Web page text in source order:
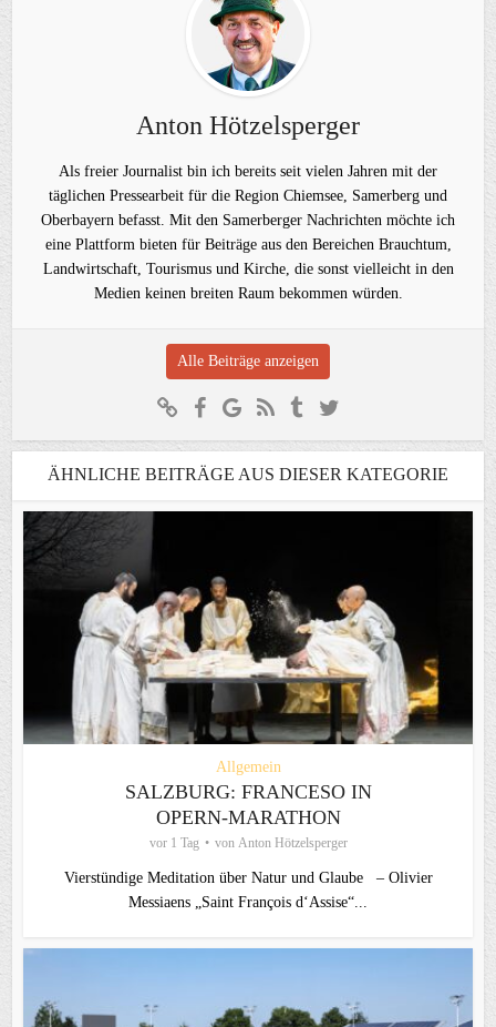
Anton Hötzelsperger
Als freier Journalist bin ich bereits seit vielen Jahren mit der
täglichen Pressearbeit für die Region Chiemsee, Samerberg und
Oberbayern befasst. Mit den Samerberger Nachrichten möchte ich
eine Plattform bieten für Beiträge aus den Bereichen Brauchtum,
Landwirtschaft, Tourismus und Kirche, die sonst vielleicht in den
Medien keinen breiten Raum bekommen würden.
Alle Beiträge anzeigen
ÄHNLICHE BEITRÄGE AUS DIESER KATEGORIE
Allgemein
SALZBURG: FRANCESO IN
OPERN-MARATHON
vor 1 Tag von Anton Hötzelsperger
Vierstündige Meditation über Natur und Glaube – Olivier
Messiaens „Saint François d‘Assise“...